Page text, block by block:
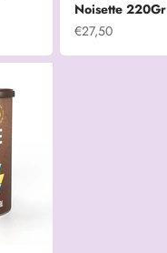
Noisette 220Gr
Prix de vente
€27,50